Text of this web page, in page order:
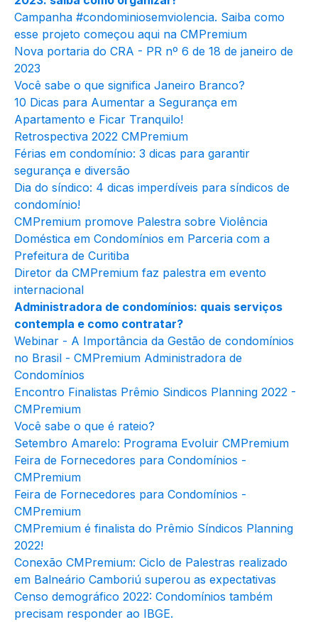
Campanha #condominiosemviolencia. Saiba como
esse projeto começou aqui na CMPremium
Nova portaria do CRA - PR nº 6 de 18 de janeiro de
2023
Você sabe o que significa Janeiro Branco?
10 Dicas para Aumentar a Segurança em
Apartamento e Ficar Tranquilo!
Retrospectiva 2022 CMPremium
Férias em condomínio: 3 dicas para garantir
segurança e diversão
Dia do síndico: 4 dicas imperdíveis para síndicos de
condomínio!
CMPremium promove Palestra sobre Violência
Doméstica em Condomínios em Parceria com a
Prefeitura de Curitiba
Diretor da CMPremium faz palestra em evento
internacional
Administradora de condomínios: quais serviços
contempla e como contratar?
Webinar - A Importância da Gestão de condomínios
no Brasil - CMPremium Administradora de
Condomínios
Encontro Finalistas Prêmio Sindicos Planning 2022 -
CMPremium
Você sabe o que é rateio?
Setembro Amarelo: Programa Evoluir CMPremium
Feira de Fornecedores para Condomínios -
CMPremium
Feira de Fornecedores para Condomínios -
CMPremium
CMPremium é finalista do Prêmio Síndicos Planning
2022!
Conexão CMPremium: Ciclo de Palestras realizado
em Balneário Camboriú superou as expectativas
Censo demográfico 2022: Condomínios também
precisam responder ao IBGE.